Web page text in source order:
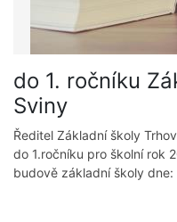
do 1. ročníku
Sviny
Ředitel Základní školy
do 1.ročníku pro školní rok
budově základní školy dne: